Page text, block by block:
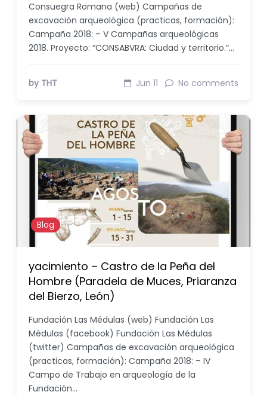
Consuegra Romana (web) Campañas de
excavación arqueológica (practicas, formación):
Campaña 2018: – V Campañas arqueológicas
2018. Proyecto: “CONSABVRA: Ciudad y territorio.“…
by THT Jun 11 No comments
Blog
yacimiento – Castro de la Peña del
Hombre (Paradela de Muces, Priaranza
del Bierzo, León)
Fundación Las Médulas (web) Fundación Las
Médulas (facebook) Fundación Las Médulas
(twitter) Campañas de excavación arqueológica
(practicas, formación): Campaña 2018: – IV
Campo de Trabajo en arqueología de la
Fundación…